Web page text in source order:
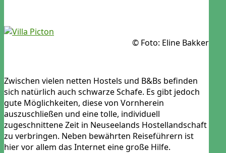
© Foto: Eline Bakker
Zwischen vielen netten Hostels und B&Bs befinden
sich natürlich auch schwarze Schafe. Es gibt jedoch
gute Möglichkeiten, diese von Vornherein
auszuschließen und eine tolle, individuell
zugeschnittene Zeit in Neuseelands Hostellandschaft
zu verbringen. Neben bewährten Reiseführern ist
hier vor allem das Internet eine große Hilfe.